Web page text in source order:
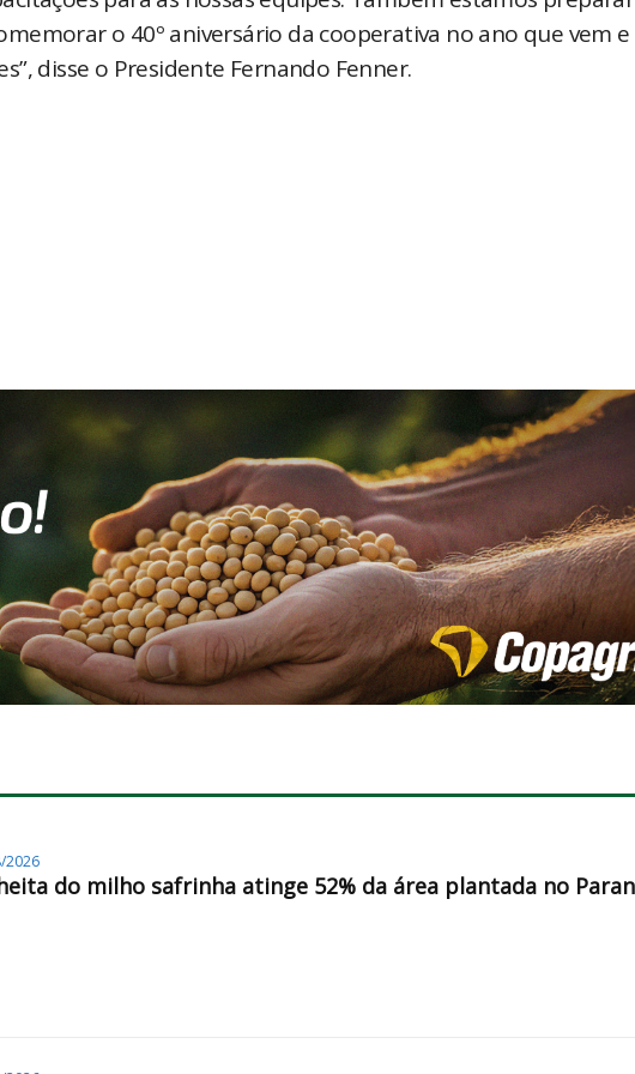
o 40º aniversário da cooperativa no ano que vem
disse o Presidente Fernando Fenner.
2026
do milho safrinha atinge 52% da área plantada no